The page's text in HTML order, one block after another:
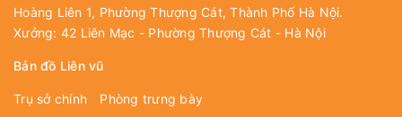
Hoàng Liên 1, Phường Thượng Cát, Thành Phố Hà Nội.
Xưởng: 42 Liên Mạc - Phường Thượng Cát - Hà Nội
Bản đồ Liên vũ
Trụ sở chính Phòng trưng bày